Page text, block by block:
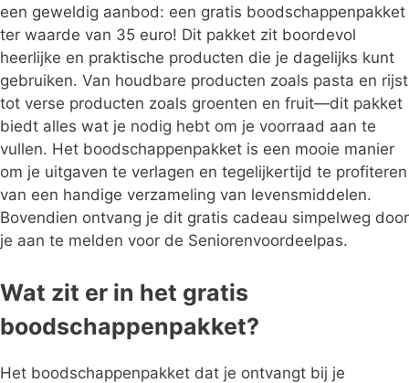
een geweldig aanbod: een gratis boodschappenpakket
ter waarde van 35 euro! Dit pakket zit boordevol
heerlijke en praktische producten die je dagelijks kunt
gebruiken. Van houdbare producten zoals pasta en rijst
tot verse producten zoals groenten en fruit—dit pakket
biedt alles wat je nodig hebt om je voorraad aan te
vullen. Het boodschappenpakket is een mooie manier
om je uitgaven te verlagen en tegelijkertijd te profiteren
van een handige verzameling van levensmiddelen.
Bovendien ontvang je dit gratis cadeau simpelweg door
je aan te melden voor de Seniorenvoordeelpas.
Wat zit er in het gratis
boodschappenpakket?
Het boodschappenpakket dat je ontvangt bij je